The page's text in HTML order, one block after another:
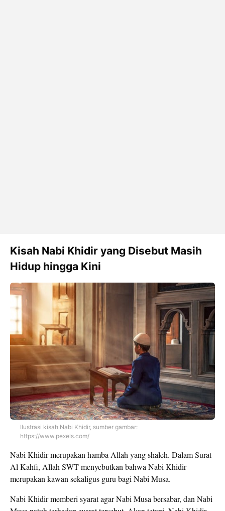
Kisah Nabi Khidir yang Disebut Masih
Hidup hingga Kini
Ilustrasi kisah Nabi Khidir, sumber gambar:
https://www.pexels.com/
Nabi Khidir merupakan hamba Allah yang shaleh. Dalam Surat
Al Kahfi, Allah SWT menyebutkan bahwa Nabi Khidir
merupakan kawan sekaligus guru bagi Nabi Musa.
Nabi Khidir memberi syarat agar Nabi Musa bersabar, dan Nabi